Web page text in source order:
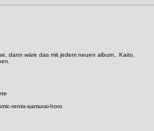
dann wäre das mit jedem neuen album.. Kaito.
remix-samurai-horo